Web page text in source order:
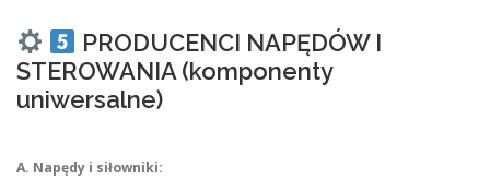
PRODUCENCI NAPĘDÓW I
STEROWANIA (komponenty
uniwersalne)
A. Napędy i siłowniki: